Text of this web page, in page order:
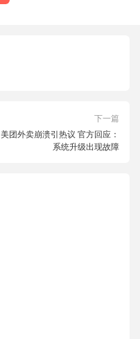
下一篇
美团外卖崩溃引热议 官方回应：
系统升级出现故障